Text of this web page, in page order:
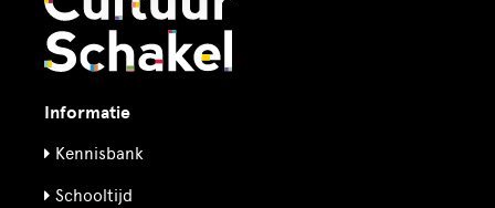
Informatie
Kennisbank
Schooltijd